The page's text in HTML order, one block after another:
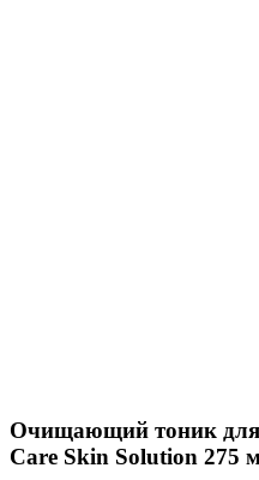
Очищающий тоник для
Care Skin Solution 275